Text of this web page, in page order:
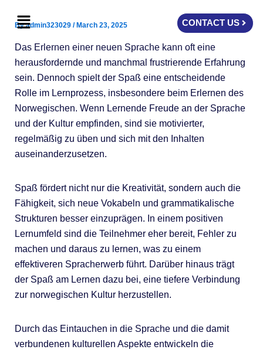
Menu CONTACT US
Byadmin323029 /March 23, 2025
Das Erlernen einer neuen Sprache kann oft eine
herausfordernde und manchmal frustrierende Erfahrung
sein. Dennoch spielt der Spaß eine entscheidende
Rolle im Lernprozess, insbesondere beim Erlernen des
Norwegischen. Wenn Lernende Freude an der Sprache
und der Kultur empfinden, sind sie motivierter,
regelmäßig zu üben und sich mit den Inhalten
auseinanderzusetzen.
Spaß fördert nicht nur die Kreativität, sondern auch die
Fähigkeit, sich neue Vokabeln und grammatikalische
Strukturen besser einzuprägen. In einem positiven
Lernumfeld sind die Teilnehmer eher bereit, Fehler zu
machen und daraus zu lernen, was zu einem
effektiveren Spracherwerb führt. Darüber hinaus trägt
der Spaß am Lernen dazu bei, eine tiefere Verbindung
zur norwegischen Kultur herzustellen.
Durch das Eintauchen in die Sprache und die damit
verbundenen kulturellen Aspekte entwickeln die